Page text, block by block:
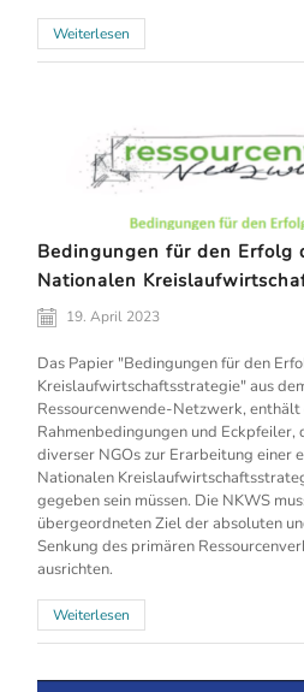
Weiterlesen
Bedingungen für den Erfolg
Nationalen
19. April 2023
Das Papier "Bedingungen für den
Kreislaufwirtschaftsstrategie" aus
Ressourcenwende-Netzwerk, enthält
Rahmenbedingungen und Eckpfeiler,
diverser NGOs zur Erarbeitung einer
Nationalen
gegeben sein müssen. Die NKWS
übergeordneten Ziel der absoluten
Senkung des primären
ausrichten.
Weiterlesen